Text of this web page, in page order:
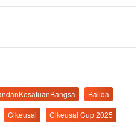
Balida
Cikeusal Cikeusal Cup 2025